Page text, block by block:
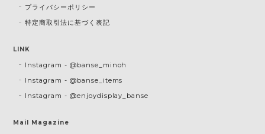
プライバシーポリシー
特定商取引法に基づく表記
LINK
Instagram - @banse_minoh
Instagram - @banse_items
Instagram - @enjoydisplay_banse
Mail Magazine